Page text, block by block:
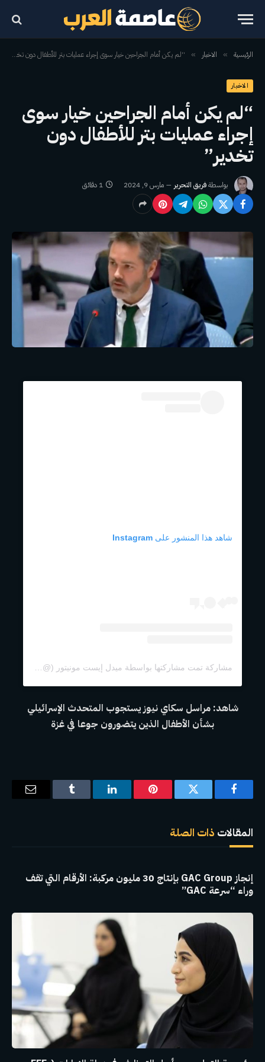
الرئيسية » الاخبار » “لم يكن أمام الجراحين خيار سوى إجراء عمليات بتر للأطفال دون تخدير”
الاخبار
“لم يكن أمام الجراحين خيار سوى
إجراء عمليات بتر للأطفال دون
تخدير”
بواسطةفريق التحرير مارس 9, 2024 1 دقائق
شاهد هذا المنشور على Instagram
شاهد: مراسل سكاي نيوز يستجوب المتحدث الإسرائيلي
بشأن الأطفال الذين يتضورون جوعا في غزة
فيسبوك تويتر بينتيريستلينكدإن Tumblr
البريد
المقالات ذات الصلة
إنجاز GAC Group بإنتاج 30 مليون مركبة: الأرقام التي تقف
وراء “سرعة GAC”